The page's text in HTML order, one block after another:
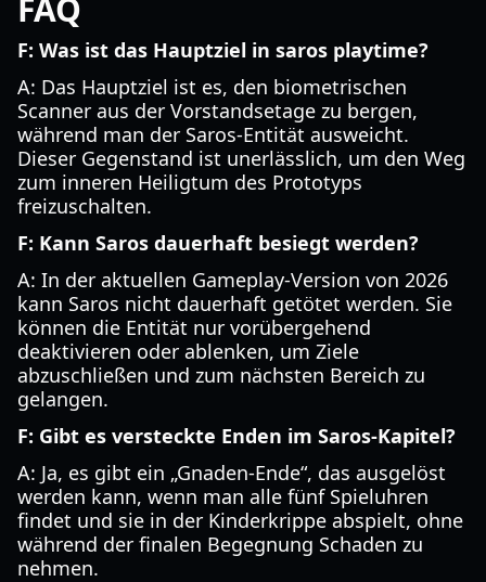
FAQ
F: Was ist das Hauptziel in saros playtime?
A: Das Hauptziel ist es, den biometrischen
Scanner aus der Vorstandsetage zu bergen,
während man der Saros-Entität ausweicht.
Dieser Gegenstand ist unerlässlich, um den Weg
zum inneren Heiligtum des Prototyps
freizuschalten.
F: Kann Saros dauerhaft besiegt werden?
A: In der aktuellen Gameplay-Version von 2026
kann Saros nicht dauerhaft getötet werden. Sie
können die Entität nur vorübergehend
deaktivieren oder ablenken, um Ziele
abzuschließen und zum nächsten Bereich zu
gelangen.
F: Gibt es versteckte Enden im Saros-Kapitel?
A: Ja, es gibt ein „Gnaden-Ende“, das ausgelöst
werden kann, wenn man alle fünf Spieluhren
findet und sie in der Kinderkrippe abspielt, ohne
während der finalen Begegnung Schaden zu
nehmen.